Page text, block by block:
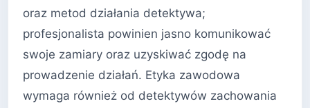
oraz metod działania detektywa;
profesjonalista powinien jasno komunikować
swoje zamiary oraz uzyskiwać zgodę na
prowadzenie działań. Etyka zawodowa
wymaga również od detektywów zachowania